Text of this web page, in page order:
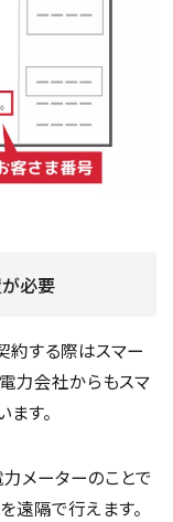
必要
約する際はスマー
力会社からもスマ
す。
メーターのことで
遠隔で行えます。